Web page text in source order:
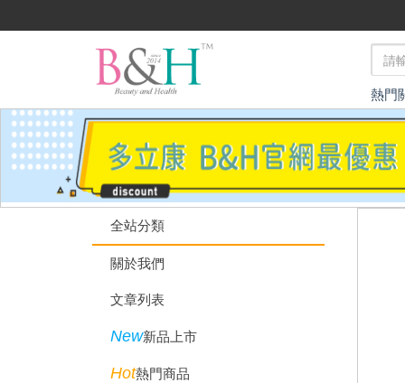
熱門
全站分類
關於我們
文章列表
New新品上市
Hot熱門商品